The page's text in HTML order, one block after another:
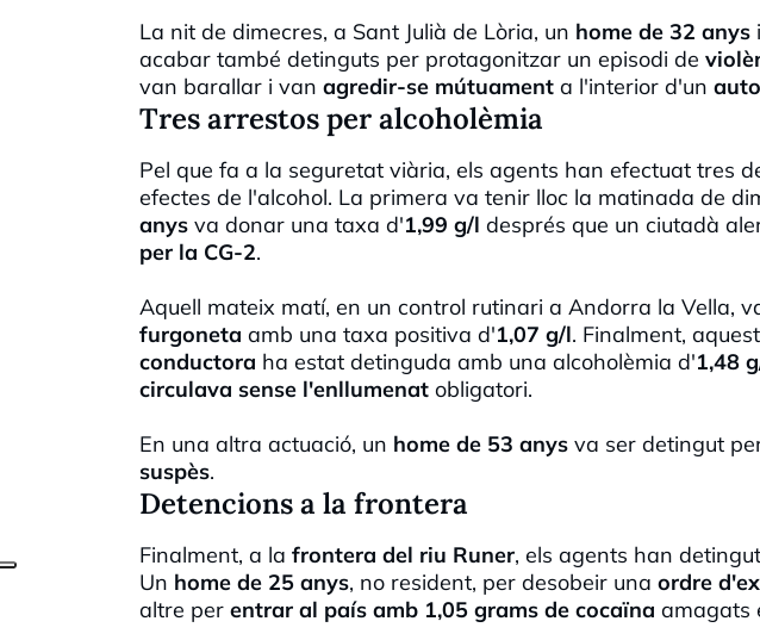
La nit de dimecres, a Sant Julià de Lòria, un home de 32 anys
acabar també detinguts per protagonitzar un episodi de
van barallar i van agredir-se mútuament a l'interior d'un
Tres arrestos per alcoholèmia
Pel que fa a la seguretat viària, els agents han efectuat tres
efectes de l'alcohol. La primera va tenir lloc la matinada de
anys va donar una taxa d'1,99 g/l després que un ciutadà
per la CG-2.
Aquell mateix matí, en un control rutinari a Andorra la Vella,
furgoneta amb una taxa positiva d'1,07 g/l. Finalment,
conductora ha estat detinguda amb una alcoholèmia d'1,48
circulava sense l'enllumenat obligatori.
En una altra actuació, un home de 53 anys va ser detingut
suspès.
Detencions a la frontera
Finalment, a la frontera del riu Runer, els agents han detingut
Un home de 25 anys, no resident, per desobeir una ordre
altre per entrar al país amb 1,05 grams de cocaïna amagats